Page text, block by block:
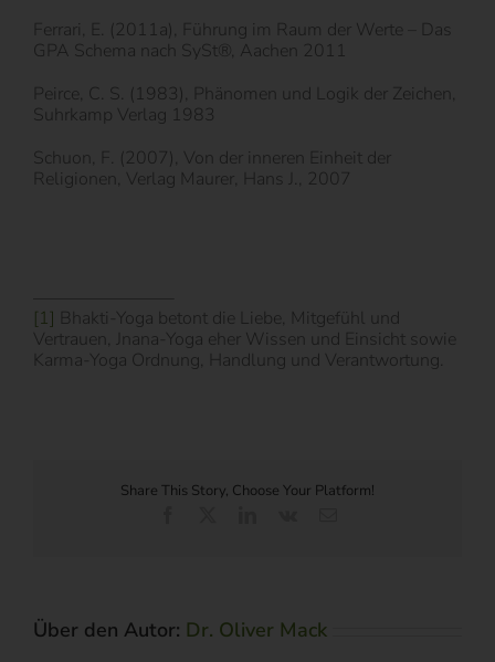
Ferrari, E. (2011a), Führung im Raum der Werte – Das
GPA Schema nach SySt®, Aachen 2011
Peirce, C. S. (1983), Phänomen und Logik der Zeichen,
Suhrkamp Verlag 1983
Schuon, F. (2007), Von der inneren Einheit der
Religionen, Verlag Maurer, Hans J., 2007
[1] Bhakti-Yoga betont die Liebe, Mitgefühl und
Vertrauen, Jnana-Yoga eher Wissen und Einsicht sowie
Karma-Yoga Ordnung, Handlung und Verantwortung.
Share This Story, Choose Your Platform!
Über den Autor: Dr. Oliver Mack